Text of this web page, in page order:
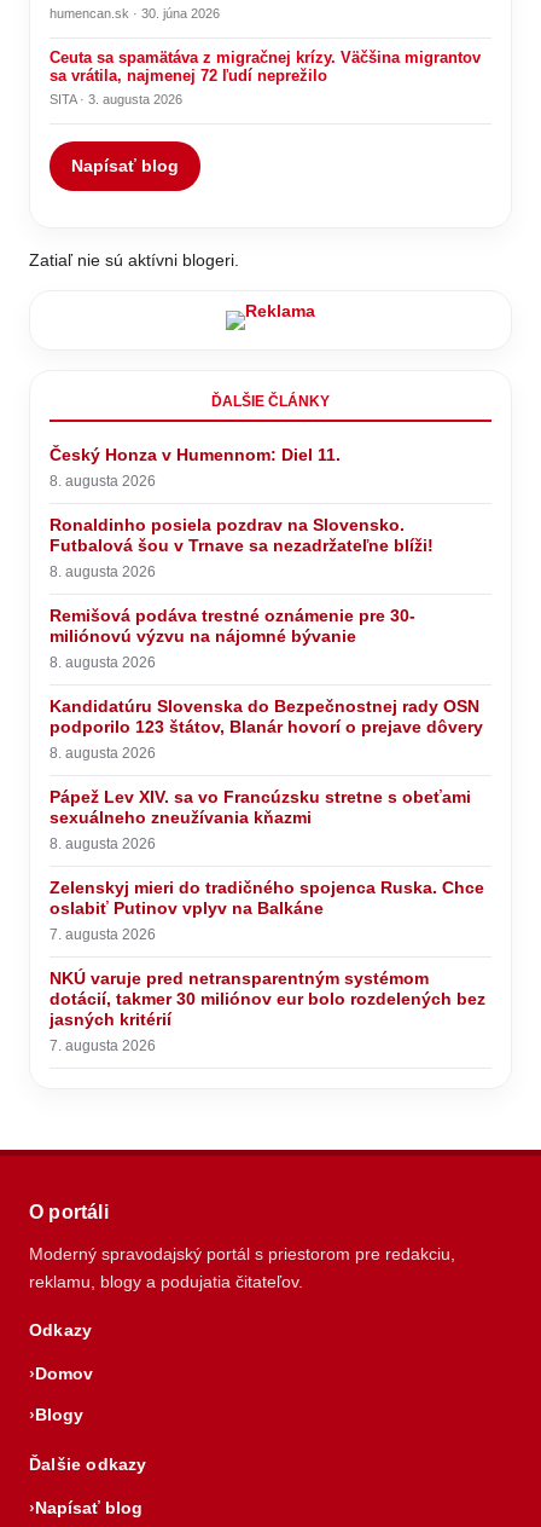
humencan.sk · 30. júna 2026
Ceuta sa spamätáva z migračnej krízy. Väčšina migrantov
sa vrátila, najmenej 72 ľudí neprežilo
SITA · 3. augusta 2026
Napísať blog
Zatiaľ nie sú aktívni blogeri.
ĎALŠIE ČLÁNKY
Český Honza v Humennom: Diel 11.
8. augusta 2026
Ronaldinho posiela pozdrav na Slovensko.
Futbalová šou v Trnave sa nezadržateľne blíži!
8. augusta 2026
Remišová podáva trestné oznámenie pre 30-
miliónovú výzvu na nájomné bývanie
8. augusta 2026
Kandidatúru Slovenska do Bezpečnostnej rady OSN
podporilo 123 štátov, Blanár hovorí o prejave dôvery
8. augusta 2026
Pápež Lev XIV. sa vo Francúzsku stretne s obeťami
sexuálneho zneužívania kňazmi
8. augusta 2026
Zelenskyj mieri do tradičného spojenca Ruska. Chce
oslabiť Putinov vplyv na Balkáne
7. augusta 2026
NKÚ varuje pred netransparentným systémom
dotácií, takmer 30 miliónov eur bolo rozdelených bez
jasných kritérií
7. augusta 2026
O portáli
Moderný spravodajský portál s priestorom pre redakciu,
reklamu, blogy a podujatia čitateľov.
Odkazy
Domov
Blogy
Ďalšie odkazy
Napísať blog